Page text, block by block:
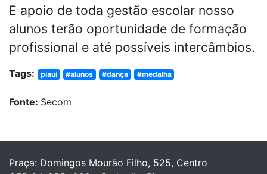
E apoio de toda gestão escolar nosso
alunos terão oportunidade de formação
profissional e até possíveis intercâmbios.
Tags: piauí #alunos #dança #medalha
Fonte: Secom
Praça: Domingos Mourão Filho, 525, Centro